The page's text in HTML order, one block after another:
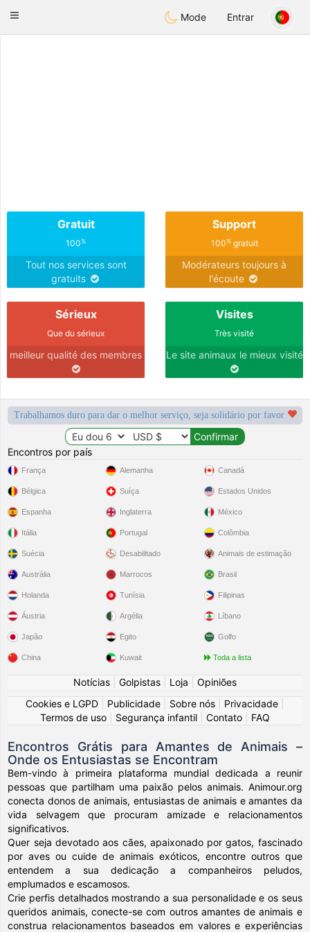
Animour
Toggle
Mode Entrar
Gratuit
100%
Tout nos services sont
gratuits
Support
100%gratuit
Modérateurs toujours à
l'écoute
Sérieux
Que du sérieux
meilleur qualité des membres
Visites
Très visité
Le site animaux le mieux visité
Trabalhamos duro para dar o melhor serviço, seja solidário por favor
Encontros por país
França
Bélgica
Espanha
Itália
Suécia
Alemanha
Suíça
Inglaterra
Portugal
Desabilitado
Canadá
Estados Unidos
México
Colômbia
Animais de estimação
Austrália
Holanda
Áustria
Japão
China
Marrocos
Tunísia
Argélia
Egito
Kuwait
Brasil
Filipinas
Líbano
Golfo
Toda a lista
Notícias Golpistas Loja
Opiniões
Cookies e LGPD
Publicidade Sobre nós Privacidade
Termos de uso
Segurança infantil Contato FAQ
Encontros Grátis para Amantes de Animais –
Onde os Entusiastas se Encontram
Bem-vindo à primeira plataforma mundial dedicada a reunir
pessoas que partilham uma paixão pelos animais. Animour.org
conecta donos de animais, entusiastas de animais e amantes da
vida selvagem que procuram amizade e relacionamentos
significativos.
Quer seja devotado aos cães, apaixonado por gatos, fascinado
por aves ou cuide de animais exóticos, encontre outros que
entendem a sua dedicação a companheiros peludos,
emplumados e escamosos.
Crie perfis detalhados mostrando a sua personalidade e os seus
queridos animais, conecte-se com outros amantes de animais e
construa relacionamentos baseados em valores e experiências